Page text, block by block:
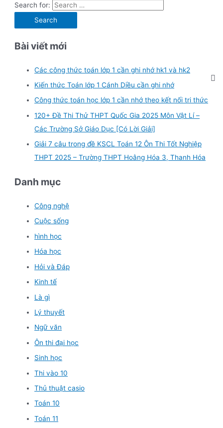
Search for:
Bài viết mới
Các công thức toán lớp 1 cần ghi nhớ hk1 và hk2
Kiến thức Toán lớp 1 Cánh Diều cần ghi nhớ
Công thức toán học lớp 1 cần nhớ theo kết nối tri thức
120+ Đề Thi Thử THPT Quốc Gia 2025 Môn Vật Lí –
Các Trường Sở Giáo Dục [Có Lời Giải]
Giải 7 câu trong đề KSCL Toán 12 Ôn Thi Tốt Nghiệp
THPT 2025 – Trường THPT Hoằng Hóa 3, Thanh Hóa
Danh mục
Công nghệ
Cuộc sống
hình học
Hóa học
Hỏi và Đáp
Kinh tế
Là gì
Lý thuyết
Ngữ văn
Ôn thi đại học
Sinh học
Thi vào 10
Thủ thuật casio
Toán 10
Toán 11